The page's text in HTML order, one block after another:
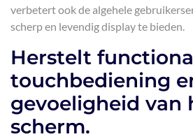
verbetert ook de algehele
scherp en levendig display te bieden.
Herstelt
touchbediening
gevoeligheid van
scherm.